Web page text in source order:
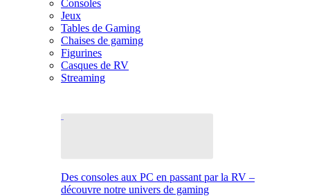
Consoles
Jeux
Tables de Gaming
Chaises de gaming
Figurines
Casques de RV
Streaming
Des consoles aux PC en passant par la RV –
découvre notre univers de gaming